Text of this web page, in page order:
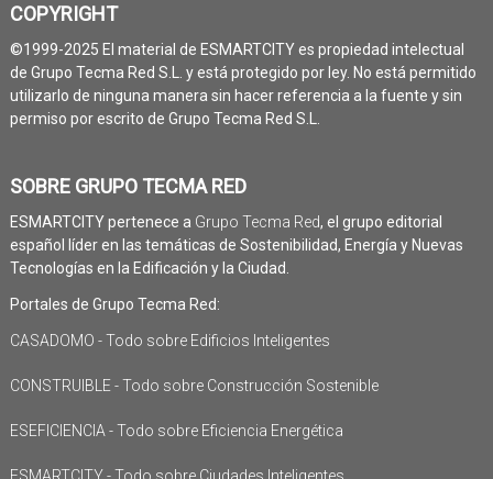
COPYRIGHT
©1999-2025 El material de ESMARTCITY es propiedad intelectual
de Grupo Tecma Red S.L. y está protegido por ley. No está permitido
utilizarlo de ninguna manera sin hacer referencia a la fuente y sin
permiso por escrito de Grupo Tecma Red S.L.
SOBRE GRUPO TECMA RED
ESMARTCITY pertenece a Grupo Tecma Red, el grupo editorial
español líder en las temáticas de Sostenibilidad, Energía y Nuevas
Tecnologías en la Edificación y la Ciudad.
Portales de Grupo Tecma Red:
CASADOMO - Todo sobre Edificios Inteligentes
CONSTRUIBLE - Todo sobre Construcción Sostenible
ESEFICIENCIA - Todo sobre Eficiencia Energética